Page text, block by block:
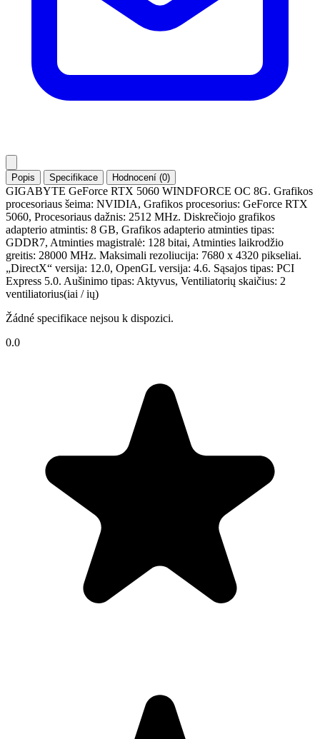
Popis Specifikace Hodnocení (0)
GIGABYTE GeForce RTX 5060 WINDFORCE OC 8G. Grafikos
procesoriaus šeima: NVIDIA, Grafikos procesorius: GeForce RTX
5060, Procesoriaus dažnis: 2512 MHz. Diskrečiojo grafikos
adapterio atmintis: 8 GB, Grafikos adapterio atminties tipas:
GDDR7, Atminties magistralė: 128 bitai, Atminties laikrodžio
greitis: 28000 MHz. Maksimali rezoliucija: 7680 x 4320 pikseliai.
„DirectX“ versija: 12.0, OpenGL versija: 4.6. Sąsajos tipas: PCI
Express 5.0. Aušinimo tipas: Aktyvus, Ventiliatorių skaičius: 2
ventiliatorius(iai / ių)
Žádné specifikace nejsou k dispozici.
0.0